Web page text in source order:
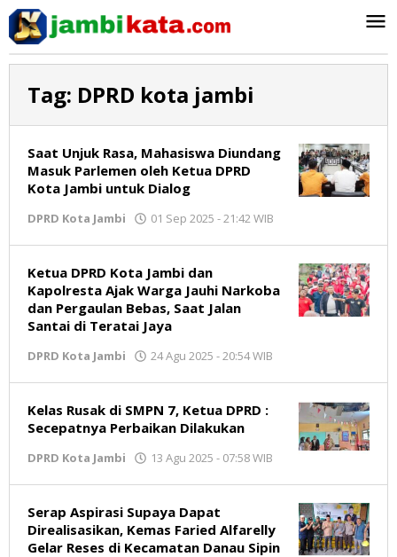
Lewati
konten
Tag: DPRD kota jambi
Saat Unjuk Rasa, Mahasiswa Diundang
Masuk Parlemen oleh Ketua DPRD
Kota Jambi untuk Dialog
DPRD Kota Jambi 01 Sep 2025 - 21:42 WIB
Ketua DPRD Kota Jambi dan
Kapolresta Ajak Warga Jauhi Narkoba
dan Pergaulan Bebas, Saat Jalan
Santai di Teratai Jaya
DPRD Kota Jambi 24 Agu 2025 - 20:54 WIB
Kelas Rusak di SMPN 7, Ketua DPRD :
Secepatnya Perbaikan Dilakukan
DPRD Kota Jambi 13 Agu 2025 - 07:58 WIB
Serap Aspirasi Supaya Dapat
Direalisasikan, Kemas Faried Alfarelly
Gelar Reses di Kecamatan Danau Sipin